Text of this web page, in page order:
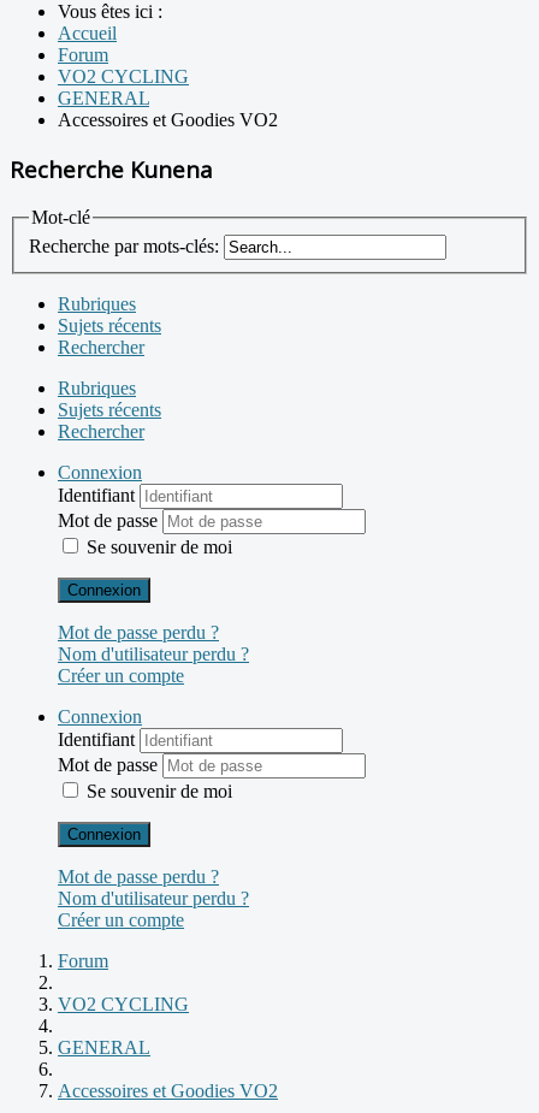
Vous êtes ici :
Accueil
Forum
VO2 CYCLING
GENERAL
Accessoires et Goodies VO2
Recherche Kunena
Mot-clé
Recherche par mots-clés:
Rubriques
Sujets récents
Rechercher
Rubriques
Sujets récents
Rechercher
Connexion
Identifiant
Mot de passe
Se souvenir de moi
Connexion
Mot de passe perdu ?
Nom d'utilisateur perdu ?
Créer un compte
Connexion
Identifiant
Mot de passe
Se souvenir de moi
Connexion
Mot de passe perdu ?
Nom d'utilisateur perdu ?
Créer un compte
Forum
VO2 CYCLING
GENERAL
Accessoires et Goodies VO2